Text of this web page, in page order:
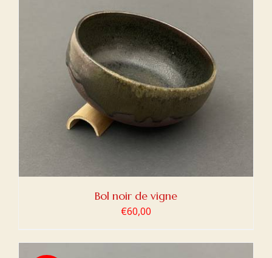
Bol noir de vigne
€60,00